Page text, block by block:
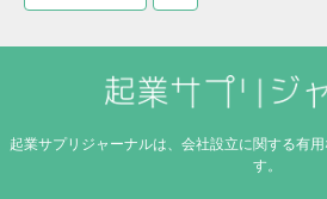
起業サプリジャーナルは、会社設立に関する有
す。